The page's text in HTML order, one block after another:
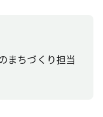
ちづくり担当